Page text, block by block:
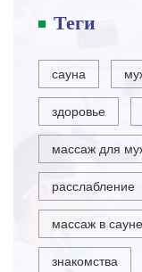
Теги
сауна
здоровье
массаж для
расслабление
массаж в сауне
знакомства